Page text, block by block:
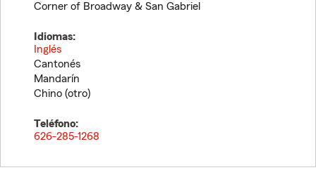
Corner of Broadway & San Gabriel
Idiomas:
Inglés
Cantonés
Mandarín
Chino (otro)
Teléfono:
626-285-1268